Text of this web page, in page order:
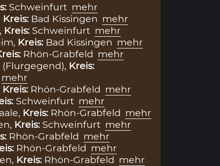
Schweinfurt mehr
Kreis: Bad Kissingen mehr
Kreis: Schweinfurt mehr
Kreis: Bad Kissingen mehr
Rhön-Grabfeld mehr
Kreis:
mehr
Kreis: Rhön-Grabfeld mehr
Schweinfurt mehr
Kreis: Rhön-Grabfeld mehr
Kreis: Schweinfurt mehr
Rhön-Grabfeld mehr
Rhön-Grabfeld mehr
Kreis: Rhön-Grabfeld mehr